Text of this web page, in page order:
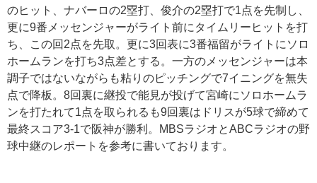
のヒット、ナバーロの2塁打、俊介の2塁打で1点を先制し、
更に9番メッセンジャーがライト前にタイムリーヒットを打
ち、この回2点を先取。更に3回表に3番福留がライトにソロ
ホームランを打ち3点差とする。一方のメッセンジャーは本
調子ではないながらも粘りのピッチングで7イニングを無失
点で降板。8回裏に継投で能見が投げて宮崎にソロホームラ
ンを打たれて1点を取られるも9回裏はドリスが5球で締めて
最終スコア3-1で阪神が勝利。MBSラジオとABCラジオの野
球中継のレポートを参考に書いております。